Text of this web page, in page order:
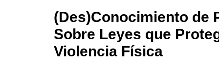
(Des)Conocimiento de
Sobre Leyes que
Violencia Física